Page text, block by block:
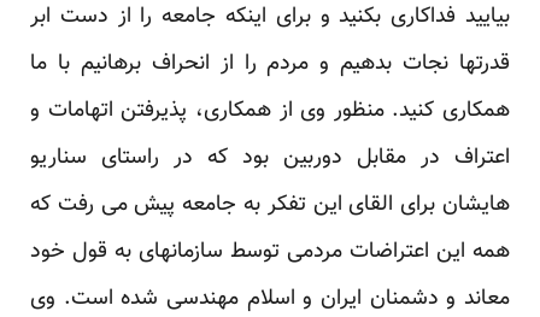
بیایید فداکاری بکنید و برای اینکه جامعه را از دست ابر
قدرتها نجات بدهیم و مردم را از انحراف برهانیم با ما
همکاری کنید. منظور وی از همکاری، پذیرفتن اتهامات و
اعتراف در مقابل دوربین بود که در راستای سناریو
هایشان برای القای این تفکر به جامعه پیش می رفت که
همه این اعتراضات مردمی توسط سازمانهای به قول خود
معاند و دشمنان ایران و اسلام مهندسی شده است. وی